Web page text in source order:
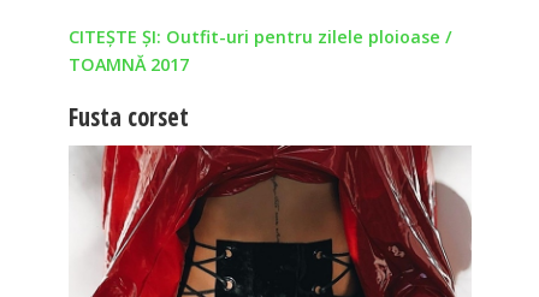
CITEȘTE ȘI: Outfit-uri pentru zilele ploioase /
TOAMNĂ 2017
Fusta corset